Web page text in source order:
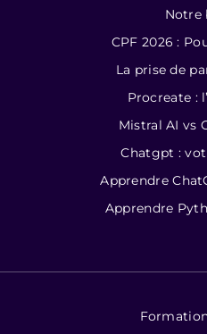
Notre
CPF 2026 :
La prise de
Procreate :
Mistral AI vs
Chatgpt :
Apprendre
Apprendre